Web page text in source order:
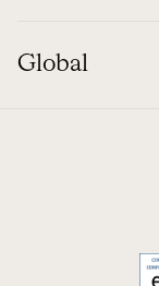
Global